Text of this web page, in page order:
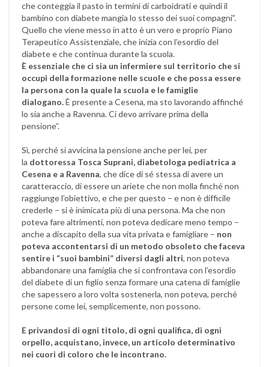
che conteggia il pasto in termini di carboidrati e quindi il
bambino con diabete mangia lo stesso dei suoi compagni”.
Quello che viene messo in atto è un vero e proprio Piano
Terapeutico Assistenziale, che inizia con l’esordio del
diabete e che continua durante la scuola.
È essenziale che ci sia un infermiere sul territorio che si
occupi della formazione nelle scuole e che possa essere
la persona con la quale la scuola e le famiglie
dialogano.È presente a Cesena, ma sto lavorando affinché
lo sia anche a Ravenna. Ci devo arrivare prima della
pensione”.
Sì, perché si avvicina la pensione anche per lei, per
la dottoressa Tosca Suprani, diabetologa pediatrica a
Cesena e a Ravenna, che dice di sé stessa di avere un
caratteraccio, di essere un ariete che non molla finché non
raggiunge l’obiettivo, e che per questo – e non è difficile
crederle – si è inimicata più di una persona. Ma che non
poteva fare altrimenti, non poteva dedicare meno tempo –
anche a discapito della sua vita privata e famigliare – non
poteva accontentarsi di un metodo obsoleto che faceva
sentire i “suoi bambini” diversi dagli altri, non poteva
abbandonare una famiglia che si confrontava con l’esordio
del diabete di un figlio senza formare una catena di famiglie
che sapessero a loro volta sostenerla, non poteva, perché
persone come lei, semplicemente, non possono.
E privandosi di ogni titolo, di ogni qualifica, di ogni
orpello, acquistano, invece, un articolo determinativo
nei cuori di coloro che le incontrano.